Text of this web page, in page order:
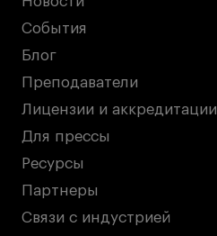
События
Блог
Преподаватели
Лицензии и аккредитации
Для прессы
Ресурсы
Партнеры
Связи с индустрией